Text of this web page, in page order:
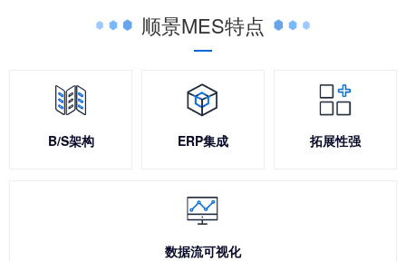
顺景MES特点
B/S架构 ERP集成 拓展性强
数据流可视化